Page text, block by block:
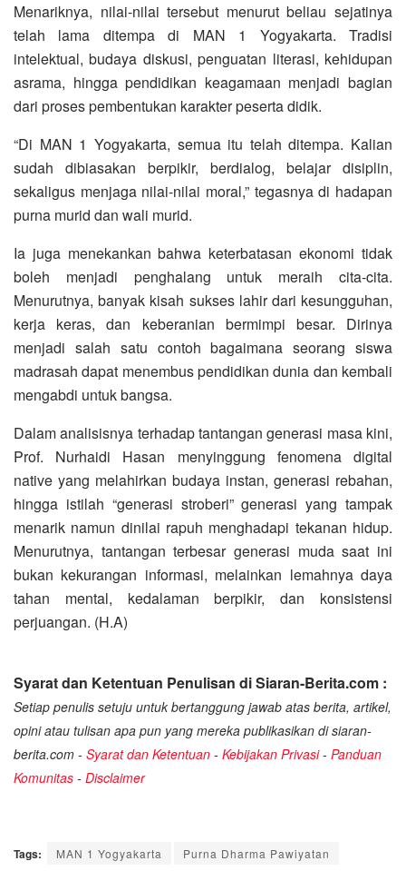
Menariknya, nilai-nilai tersebut menurut beliau sejatinya
telah lama ditempa di MAN 1 Yogyakarta. Tradisi
intelektual, budaya diskusi, penguatan literasi, kehidupan
asrama, hingga pendidikan keagamaan menjadi bagian
dari proses pembentukan karakter peserta didik.
“Di MAN 1 Yogyakarta, semua itu telah ditempa. Kalian
sudah dibiasakan berpikir, berdialog, belajar disiplin,
sekaligus menjaga nilai-nilai moral,” tegasnya di hadapan
purna murid dan wali murid.
Ia juga menekankan bahwa keterbatasan ekonomi tidak
boleh menjadi penghalang untuk meraih cita-cita.
Menurutnya, banyak kisah sukses lahir dari kesungguhan,
kerja keras, dan keberanian bermimpi besar. Dirinya
menjadi salah satu contoh bagaimana seorang siswa
madrasah dapat menembus pendidikan dunia dan kembali
mengabdi untuk bangsa.
Dalam analisisnya terhadap tantangan generasi masa kini,
Prof. Nurhaidi Hasan menyinggung fenomena digital
native yang melahirkan budaya instan, generasi rebahan,
hingga istilah “generasi stroberi” generasi yang tampak
menarik namun dinilai rapuh menghadapi tekanan hidup.
Menurutnya, tantangan terbesar generasi muda saat ini
bukan kekurangan informasi, melainkan lemahnya daya
tahan mental, kedalaman berpikir, dan konsistensi
perjuangan. (H.A)
Syarat dan Ketentuan Penulisan di Siaran-Berita.com :
Setiap penulis setuju untuk bertanggung jawab atas berita, artikel,
opini atau tulisan apa pun yang mereka publikasikan di siaran-
berita.com - Syarat dan Ketentuan - Kebijakan Privasi- Panduan
Komunitas - Disclaimer
Tags: MAN 1 Yogyakarta Purna Dharma Pawiyatan